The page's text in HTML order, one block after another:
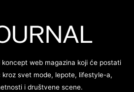
web magazina koji će postati
svet mode, lepote, lifestyle-a,
i društvene scene.